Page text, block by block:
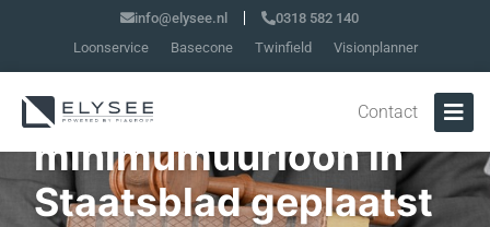
info@elysee.nl
0318 582 140
Loonservice
Basecone Twinfield Visionplanner
Contact
Wet invoering
minimumuurloon in
Staatsblad geplaatst